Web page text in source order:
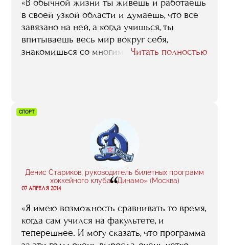
в своей узкой области и думаешь, что все
завязано на ней, а когда учишься, ты
впитываешь весь мир вокруг себя,
знакомишься со многими людьми, у
Читать полностью
СПОРТ
Денис Стариков, руководитель билетных программ
хоккейного клуба «Динамо» (Москва)
“
07 АПРЕЛЯ 2014
«Я имею возможность сравнивать то время,
когда сам учился на факультете, и
теперешнее. И могу сказать, что программа